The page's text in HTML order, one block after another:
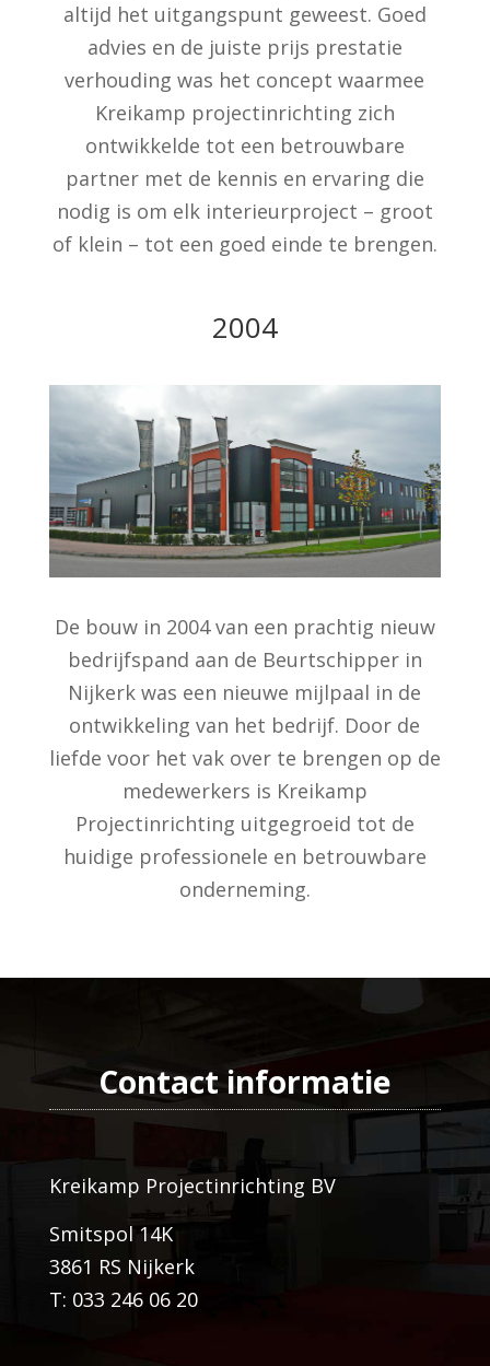
altijd het uitgangspunt geweest. Goed
advies en de juiste prijs prestatie
verhouding was het concept waarmee
Kreikamp projectinrichting zich
ontwikkelde tot een betrouwbare
partner met de kennis en ervaring die
nodig is om elk interieurproject – groot
of klein – tot een goed einde te brengen.
2004
De bouw in 2004 van een prachtig nieuw
bedrijfspand aan de Beurtschipper in
Nijkerk was een nieuwe mijlpaal in de
ontwikkeling van het bedrijf. Door de
liefde voor het vak over te brengen op de
medewerkers is Kreikamp
Projectinrichting uitgegroeid tot de
huidige professionele en betrouwbare
onderneming.
Contact informatie
Kreikamp Projectinrichting BV
Smitspol 14K
3861 RS Nijkerk
T: 033 246 06 20